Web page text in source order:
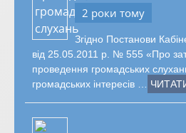
2 роки тому
Згідно Постанови
від 25.05.2011 р. № 555 «Про
проведення громадських
громадських інтересів …